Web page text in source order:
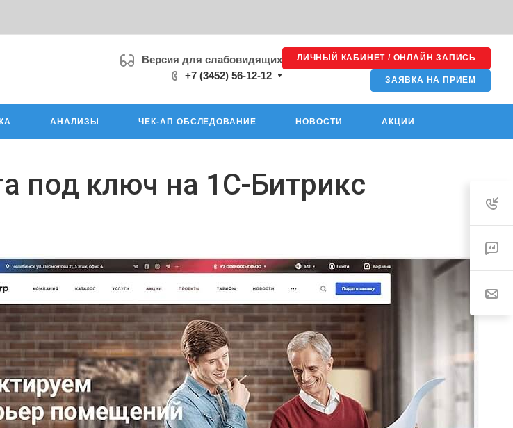
Версия для слабовидящих
+7 (3452) 56-12-12
ЛИЧНЫЙ КАБИНЕТ / ОНЛАЙН ЗАПИСЬ
ЗАЯВКА НА ПРИЕМ
АНАЛИЗЫ ЧЕК-АП ОБСЛЕДОВАНИЕ НОВОСТИ АКЦИИ
под ключ на 1С-Битрикс